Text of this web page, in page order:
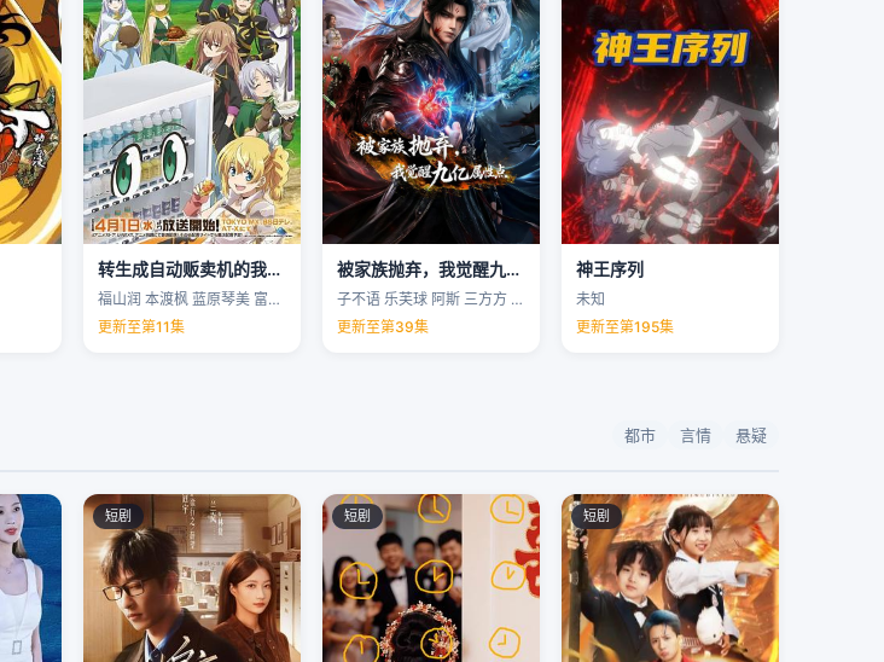
转生成自动贩卖机的我今天也在迷宫徘徊第三季
福山润 本渡枫 蓝原琴美 富田美忧 …
更新至第11集
被家族抛弃，我觉醒九亿属性点
子不语 乐芙球 阿斯 三方方 …
更新至第39集
神王序列
未知
更新至第195集
都市 言情 悬疑
短剧 短剧 短剧